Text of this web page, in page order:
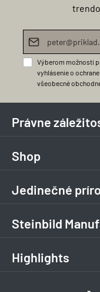
E-mailová adresa*
Výberom možnosti
vyhlásenie o
všeobecné
Právne
Shop
Jedinečné
Steinbild
Highlights